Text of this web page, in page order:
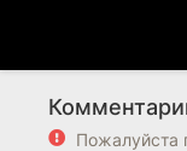
Пожалуйста